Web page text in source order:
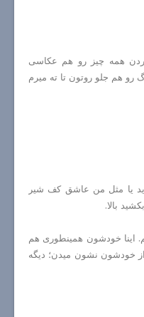
همه چیز رو هم عکاسی
رو هم جلو روتون تا ته میرم
یا مثل من عاشق کف شیر
بالا.
اینا خودشون همینطوری هم
خودشون نشون میدن؛ دیگه